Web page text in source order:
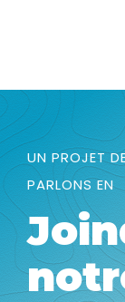
UN PROJET
PARLONS EN